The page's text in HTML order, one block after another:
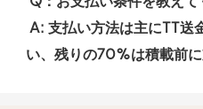
い、残りの70%は積載前に